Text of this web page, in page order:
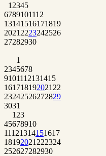
1 2345
6789101112
13141516171819
2021 2223242526
27282930
1
2345678
9101112131415
161718192021 22
23242526272829
3031
1 23
45678910
11121314151617
18192021 222324
252627282930